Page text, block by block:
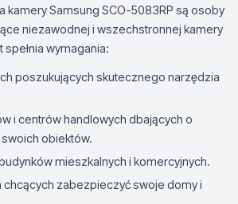
kamery Samsung SCO-5083RP są osoby
niezawodnej i wszechstronnej kamery
wymagania:
poszukujących skutecznego narzędzia
i centrów handlowych dbających o
obiektów.
mieszkalnych i komercyjnych.
chcących zabezpieczyć swoje domy i